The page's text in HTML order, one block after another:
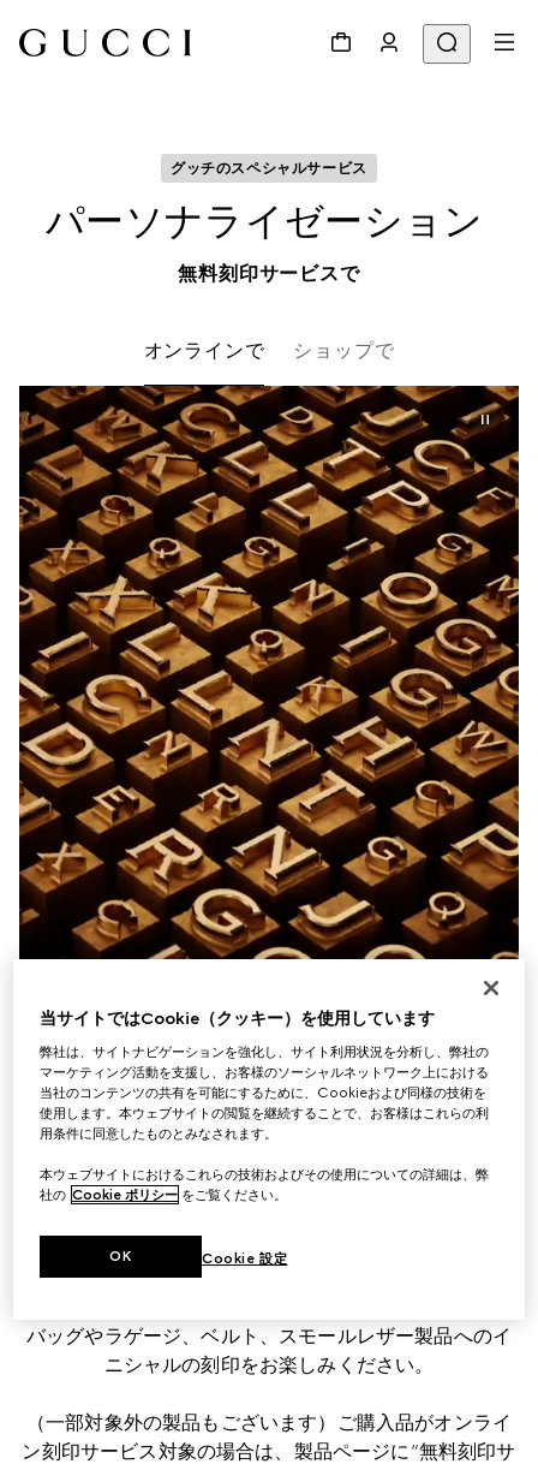
グッチのスペシャルサービス
パーソナライゼーション
無料刻印サービスで
オンラインで ショップで
大切な方へのギフトや自分へのご褒美に、グッチ製品に
特別なディテールを加えましょう。
オンラインで
オンラインでのご購入時にオーダー、またはご注文品の
バッグやラゲージ、ベルト、スモールレザー製品へのイ
ニシャルの刻印をお楽しみください。
（一部対象外の製品もございます）ご購入品がオンライ
ン刻印サービス対象の場合は、製品ページに“無料刻印サ
当サイトではCookie（クッキー）を使用しています
弊社は、サイトナビゲーションを強化し、サイト利用状況を分析し、弊社の
マーケティング活動を支援し、お客様のソーシャルネットワーク上における
当社のコンテンツの共有を可能にするために、Cookieおよび同様の技術を
使用します。本ウェブサイトの閲覧を継続することで、お客様はこれらの利
用条件に同意したものとみなされます。
本ウェブサイトにおけるこれらの技術およびその使用についての詳細は、弊
社の Cookie ポリシー をご覧ください。
Cookie 設定
OK